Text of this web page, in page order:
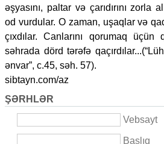
əşyasını, paltar və çarıdırını zorla
od vurdular. O zaman, uşaqlar və
çıxdılar. Canlarını qorumaq
səhrada dörd tərəfə
ənvar”, c.45, səh. 57).
sibtayn.com/az
ŞƏRHLƏR
Vebsayt
Başlıq